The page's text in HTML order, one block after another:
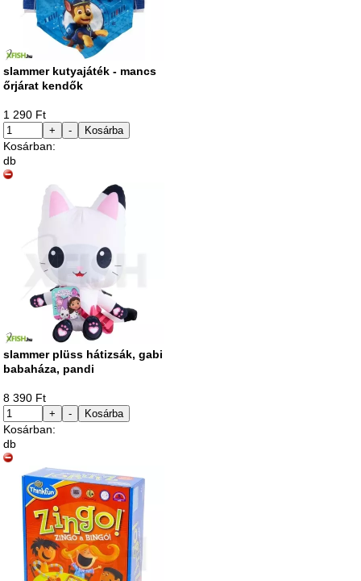
slammer kutyajáték - mancs
őrjárat kendők
1 290 Ft
+ - Kosárba
Kosárban:
db
slammer plüss hátizsák, gabi
babaháza, pandi
8 390 Ft
+ - Kosárba
Kosárban:
db